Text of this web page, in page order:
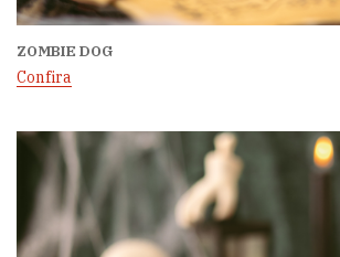
ZOMBIE DOG
Confira